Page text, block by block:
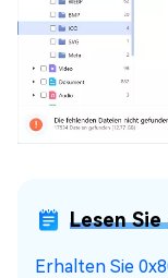
Lesen Sie
Erhalten Sie